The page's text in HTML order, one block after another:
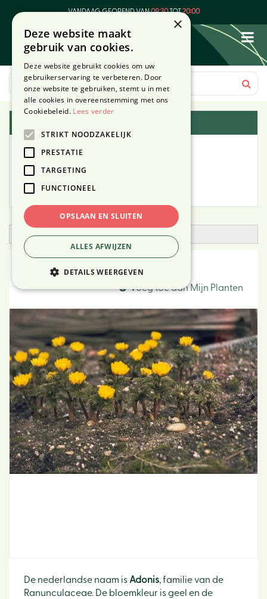
VANDAAG GEOPEND VAN09:30TOT20:00
Open zoekfilter
Adonis
Voeg toe aan Mijn Planten
De nederlandse naam is Adonis, familie van de
Ranunculaceae. De bloemkleur is geel en de
×
Deze website maakt
gebruik van cookies.
Deze website gebruikt cookies om uw
gebruikerservaring te verbeteren. Door
onze website te gebruiken, stemt u in met
alle cookies in overeenstemming met ons
Cookiebeleid. Lees verder
STRIKT NOODZAKELIJK
PRESTATIE
TARGETING
FUNCTIONEEL
OPSLAAN EN SLUITEN
ALLES AFWIJZEN
DETAILS WEERGEVEN